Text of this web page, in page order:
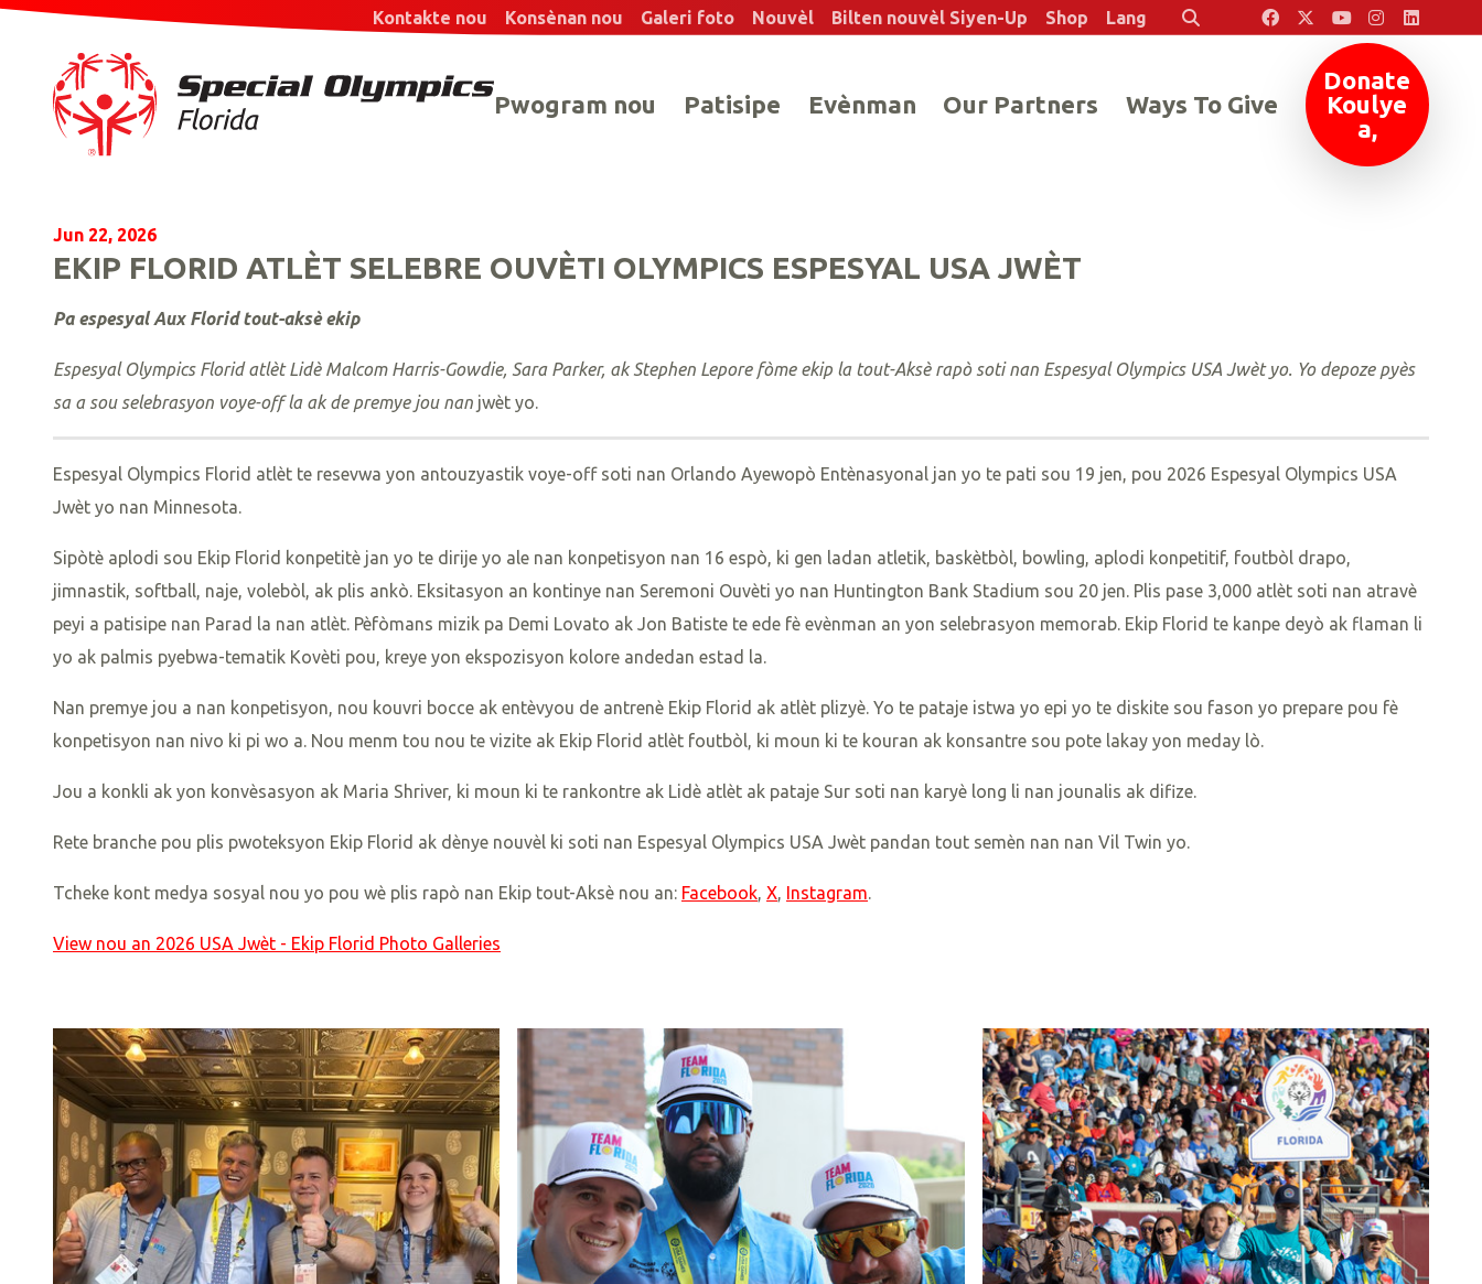
Pwogram nou Patisipe Evènman Our Partners Ways To Give
Donate
Koulye
a,
Kontakte nou Konsènan nou Galeri foto Nouvèl Bilten nouvèl Siyen-Up Shop Lang Rechèch
Jun 22, 2026
EKIP FLORID ATLÈT SELEBRE OUVÈTI OLYMPICS ESPESYAL USA JWÈT
Pa espesyal Aux Florid tout-aksè ekip
Espesyal Olympics Florid atlèt Lidè Malcom Harris-Gowdie, Sara Parker, ak Stephen Lepore fòme ekip la tout-Aksè rapò soti nan Espesyal Olympics USA Jwèt yo. Yo depoze pyès
sa a sou selebrasyon voye-off la ak de premye jou nan jwèt yo.
Espesyal Olympics Florid atlèt te resevwa yon antouzyastik voye-off soti nan Orlando Ayewopò Entènasyonal jan yo te pati sou 19 jen, pou 2026 Espesyal Olympics USA
Jwèt yo nan Minnesota.
Sipòtè aplodi sou Ekip Florid konpetitè jan yo te dirije yo ale nan konpetisyon nan 16 espò, ki gen ladan atletik, baskètbòl, bowling, aplodi konpetitif, foutbòl drapo,
jimnastik, softball, naje, volebòl, ak plis ankò. Eksitasyon an kontinye nan Seremoni Ouvèti yo nan Huntington Bank Stadium sou 20 jen. Plis pase 3,000 atlèt soti nan atravè
peyi a patisipe nan Parad la nan atlèt. Pèfòmans mizik pa Demi Lovato ak Jon Batiste te ede fè evènman an yon selebrasyon memorab. Ekip Florid te kanpe deyò ak flaman li
yo ak palmis pyebwa-tematik Kovèti pou, kreye yon ekspozisyon kolore andedan estad la.
Nan premye jou a nan konpetisyon, nou kouvri bocce ak entèvyou de antrenè Ekip Florid ak atlèt plizyè. Yo te pataje istwa yo epi yo te diskite sou fason yo prepare pou fè
konpetisyon nan nivo ki pi wo a. Nou menm tou nou te vizite ak Ekip Florid atlèt foutbòl, ki moun ki te kouran ak konsantre sou pote lakay yon meday lò.
Jou a konkli ak yon konvèsasyon ak Maria Shriver, ki moun ki te rankontre ak Lidè atlèt ak pataje Sur soti nan karyè long li nan jounalis ak difize.
Rete branche pou plis pwoteksyon Ekip Florid ak dènye nouvèl ki soti nan Espesyal Olympics USA Jwèt pandan tout semèn nan nan Vil Twin yo.
Tcheke kont medya sosyal nou yo pou wè plis rapò nan Ekip tout-Aksè nou an: Facebook, X, Instagram.
View nou an 2026 USA Jwèt - Ekip Florid Photo Galleries